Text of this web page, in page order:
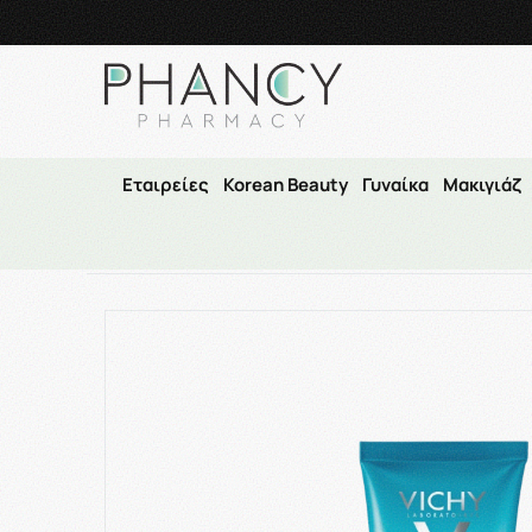
Τηλεφωνικές
Εταιρείες Korean Beauty Γυναίκα Μακιγιάζ